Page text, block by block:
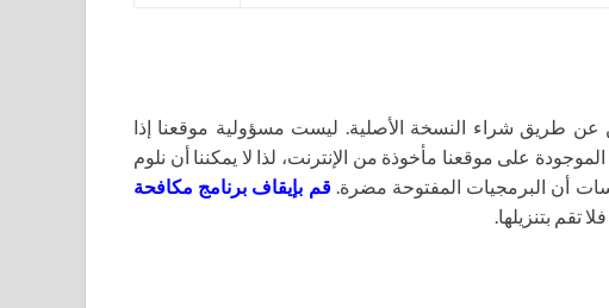
شراء النسخة الأصلية. ليست مسؤولية موقعنا إذا
الموجودة على موقعنا مأخوذة من الإنترنت، لذا لا يمكننا أن نلوم
أن البرمجيات المفتوحة مضرة.قم بإيقاف برنامج مكافحة
تقم بتنزيلها.